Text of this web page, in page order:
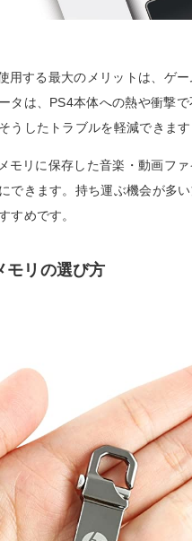
用する最大のメリットは、ゲ
タは、PS4本体への熱や衝撃
うしたトラブルを軽減できます
モリに保存した音楽・動画フ
できます。持ち運ぶ機会が多
すめです。
モリの選び方